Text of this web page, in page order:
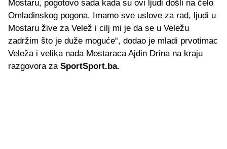
Mostaru, pogotovo sada kada su ovi ljudi došli na čelo
Omladinskog pogona. Imamo sve uslove za rad, ljudi u
Mostaru žive za Velež i cilj mi je da se u Veležu
zadržim što je duže moguće“, dodao je mladi prvotimac
Veleža i velika nada Mostaraca Ajdin Drina na kraju
razgovora za SportSport.ba.